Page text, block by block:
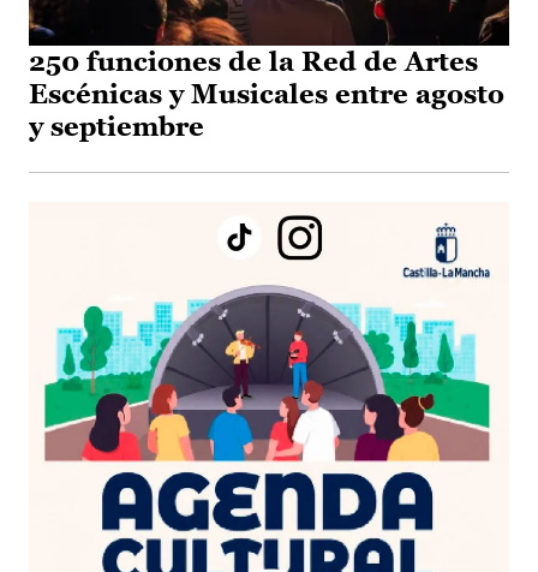
250 funciones de la Red de Artes
Escénicas y Musicales entre agosto
y septiembre